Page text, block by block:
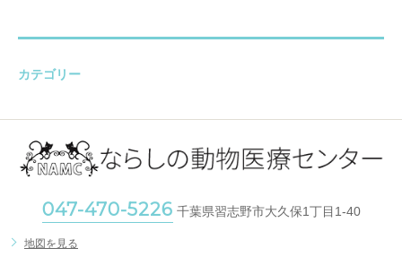
カテゴリー
047-470-5226 千葉県習志野市大久保1丁目1-40
地図を見る